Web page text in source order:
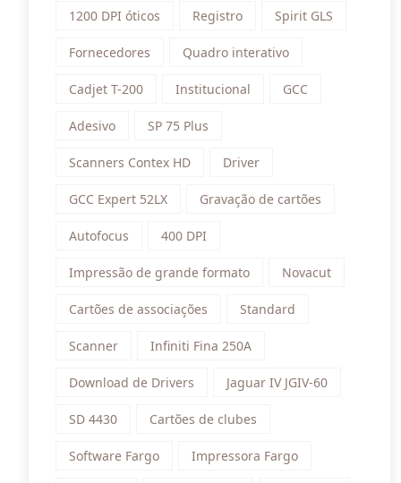
1200 DPI óticos Registro Spirit GLS
Fornecedores Quadro interativo
Cadjet T-200 Institucional GCC
Adesivo SP 75 Plus
Scanners Contex HD Driver
GCC Expert 52LX Gravação de cartões
Autofocus 400 DPI
Impressão de grande formato Novacut
Cartões de associações Standard
Scanner Infiniti Fina 250A
Download de Drivers Jaguar IV JGIV-60
SD 4430 Cartões de clubes
Software Fargo Impressora Fargo